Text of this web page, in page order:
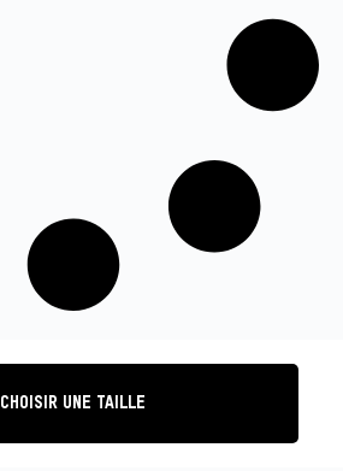
CHOISIR UNE TAILLE